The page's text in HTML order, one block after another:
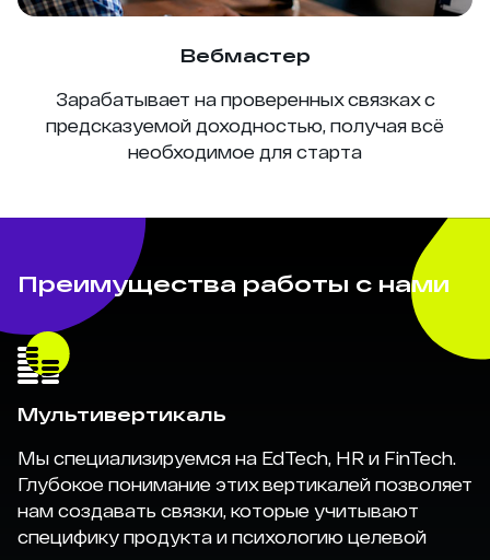
Вебмастер
Зарабатывает на проверенных связках с
предсказуемой доходностью, получая всё
необходимое для старта
Преимущества работы с нами
Мультивертикаль
Мы специализируемся на EdTech, HR и FinTech.
Глубокое понимание этих вертикалей позволяет
нам создавать связки, которые учитывают
специфику продукта и психологию целевой